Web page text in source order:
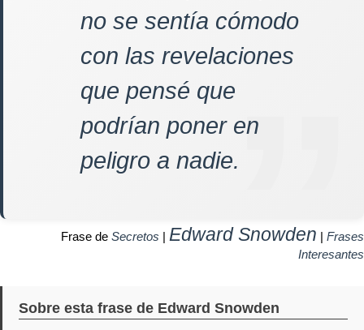
no se sentía cómodo
con las revelaciones
que pensé que
podrían poner en
peligro a nadie.
Frase de Secretos | Edward Snowden | Frases
Interesantes
Sobre esta frase de Edward Snowden